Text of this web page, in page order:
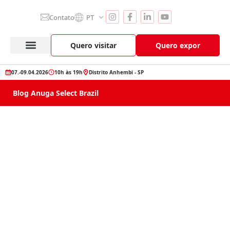
Contato PT
Quero visitar Quero expor
07.-09.04.2026 10h às 19h Distrito Anhembi - SP
Blog Anuga Select Brazil